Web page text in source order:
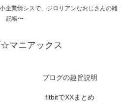
企業情シスで、ジロリアンなおじさんの雑
記帳〜
マニアックス
ブログの趣旨説明
fitbitでXXまとめ